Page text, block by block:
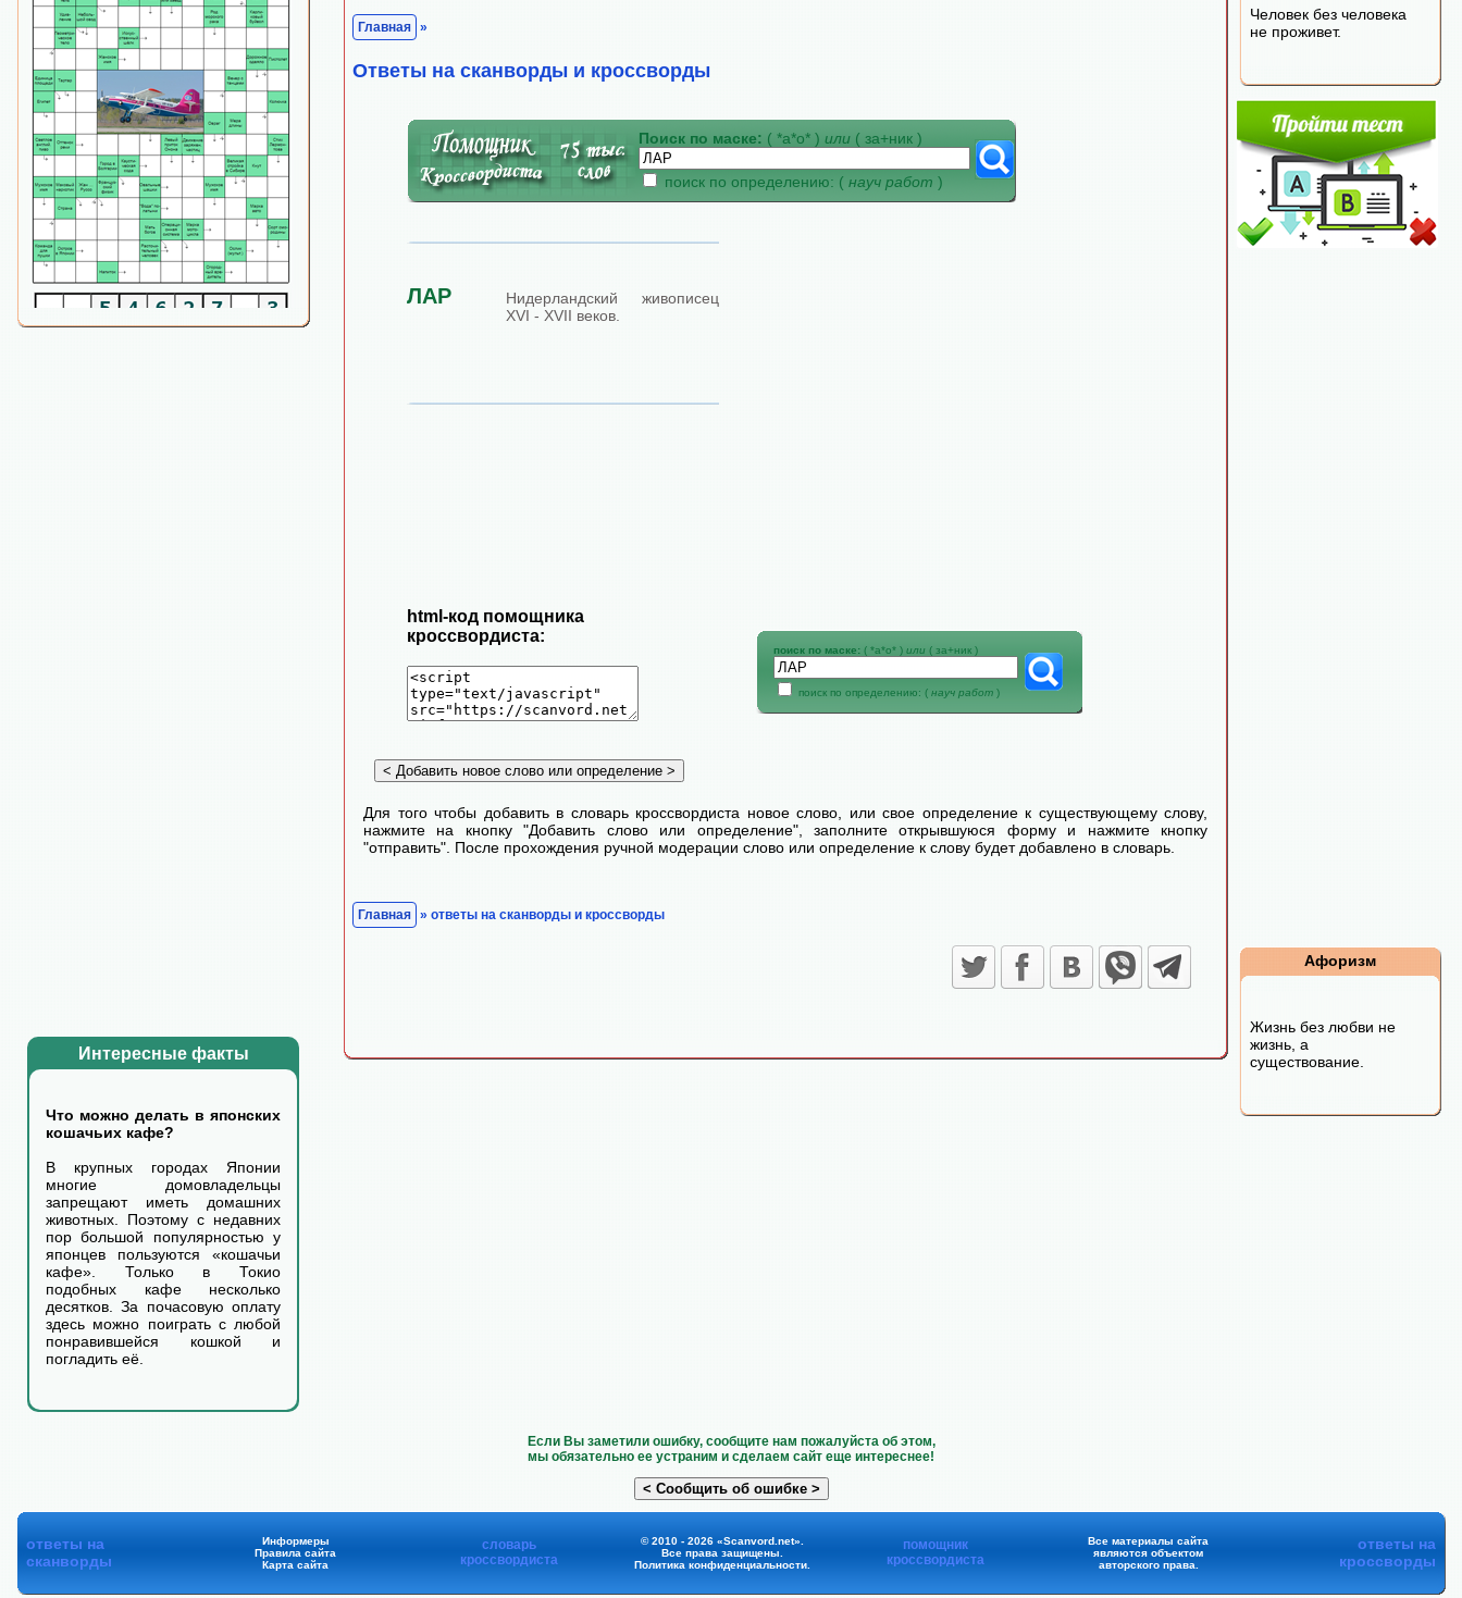
Интересные факты
Что можно делать в японских
кошачьих кафе?
В крупных городах Японии
многие домовладельцы
запрещают иметь домашних
животных. Поэтому с недавних
пор большой популярностью у
японцев пользуются «кошачьи
кафе». Только в Токио
подобных кафе несколько
десятков. За почасовую оплату
здесь можно поиграть с любой
понравившейся кошкой и
погладить её.
Главная »
Ответы на сканворды и кроссворды
Поиск по маске: ( *а*о* ) или ( за+ник )
поиск по определению: ( науч работ )
ЛАР
Нидерландский живописец
XVI - XVII веков.
html-код помощника
кроссвордиста:
поиск по маске: ( *а*о* ) или ( за+ник )
поиск по определению: ( науч работ )
Для того чтобы добавить в словарь кроссвордиста новое слово, или свое определение к существующему слову,
нажмите на кнопку "Добавить слово или определение", заполните открывшуюся форму и нажмите кнопку
"отправить". После прохождения ручной модерации слово или определение к слову будет добавлено в словарь.
Главная » ответы на сканворды и кроссворды
Человек без человека
не проживет.
Афоризм
Жизнь без любви не
жизнь, а
существование.
Если Вы заметили ошибку, сообщите нам пожалуйста об этом,
мы обязательно ее устраним и сделаем сайт еще интереснее!
ответы на
сканворды
Информеры
Правила сайта
Карта сайта
словарь
кроссвордиста
© 2010 - 2026 «Scanvord.net».
Все права защищены.
Политика конфиденциальности.
помощник
кроссвордиста
Все материалы сайта
являются объектом
авторского права.
ответы на
кроссворды